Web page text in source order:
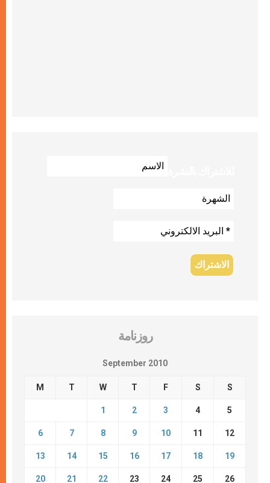
روزنامة
September 2010
M T W T F S S
1 2 3 4 5
6 7 8 9 10 11 12
13 14 15 16 17 18 19
20 21 22 23 24 25 26